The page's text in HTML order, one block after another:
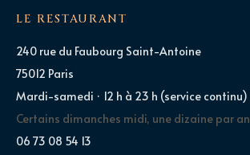
LE RESTAURANT
240 rue du Faubourg Saint-Antoine
75012 Paris
Mardi-samedi · 12 h à 23 h (service continu)
Certains dimanches midi, une dizaine par an
06 73 08 54 13